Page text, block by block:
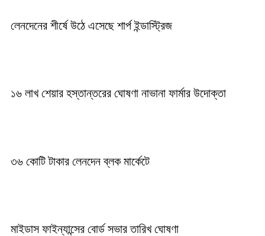
লেনদেনের শীর্ষে উঠে এসেছে শার্প ইন্ডাস্ট্রিজ
১৬ লাখ শেয়ার হস্তান্তরের ঘোষণা নাভানা ফার্মার উদোক্তা
৩৬ কোটি টাকার লেনদেন ব্লক মার্কেটে
মাইডাস ফাইন্যান্সের বোর্ড সভার তারিখ ঘোষণা